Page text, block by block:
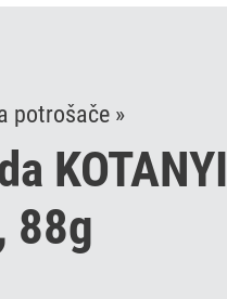
potrošače »
KOTANYI
88g